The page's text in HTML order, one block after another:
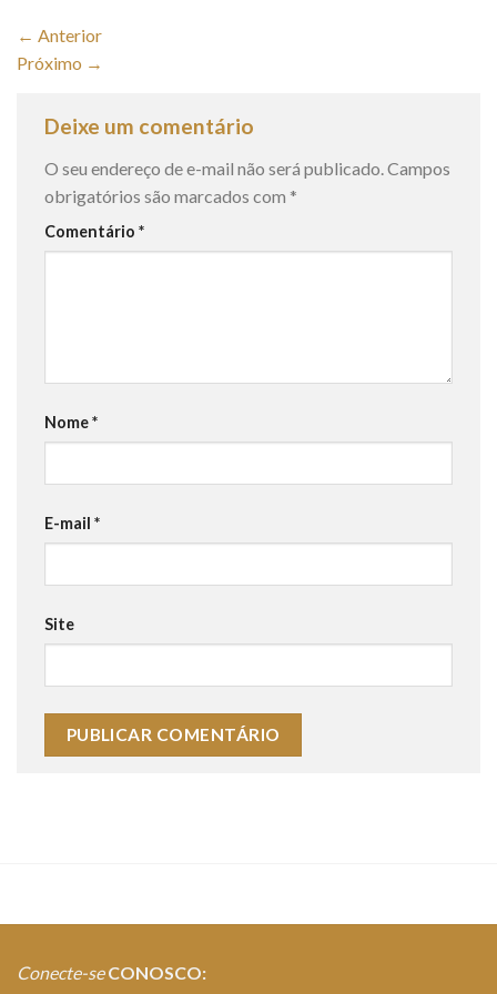
← Anterior
Próximo →
Deixe um comentário
O seu endereço de e-mail não será publicado.Campos
obrigatórios são marcados com *
Comentário *
Nome*
E-mail *
Site
Conecte-se CONOSCO: